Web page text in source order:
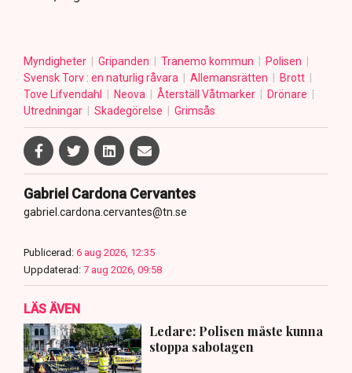
Myndigheter Gripanden Tranemo kommun
Polisen
Svensk Torv : en naturlig råvara
Allemansrätten
Brott
Tove Lifvendahl
Neova Återställ Våtmarker
Drönare
Utredningar
Skadegörelse Grimsås
Gabriel Cardona Cervantes
gabriel.cardona.cervantes@tn.se
Publicerad: 6 aug 2026, 12:35
Uppdaterad: 7 aug 2026, 09:58
LÄS ÄVEN
Ledare: Polisen måste kunna
stoppa sabotagen